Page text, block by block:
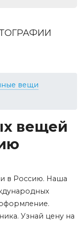
вещи
вещей
в Россию. Наша
Узнай цену на